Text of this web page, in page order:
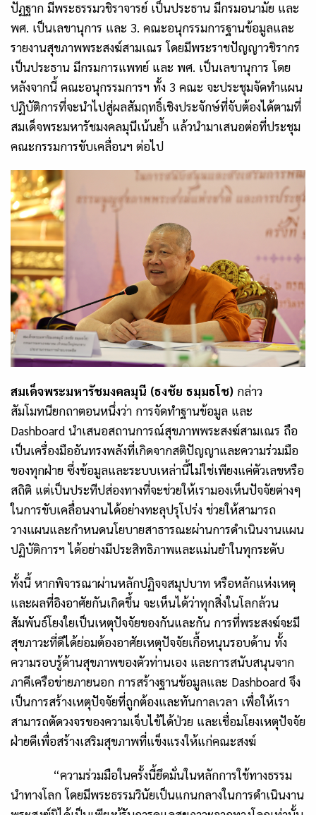
ปัฏฐาก มีพระธรรมวชิราจารย์ เป็นประธาน มีกรมอนามัย และ
พศ. เป็นเลขานุการ และ 3. คณะอนุกรรมการฐานข้อมูลและ
รายงานสุขภาพพระสงฆ์สามเณร โดยมีพระราชปัญญาวชิรากร
เป็นประธาน มีกรมการแพทย์ และ พศ. เป็นเลขานุการ โดย
หลังจากนี้ คณะอนุกรรมการฯ ทั้ง 3 คณะ จะประชุมจัดทำแผน
ปฏิบัติการที่จะนำไปสู่ผลสัมฤทธิ์เชิงประจักษ์ที่จับต้องได้ตามที่
สมเด็จพระมหารัชมงคลมุนีเน้นย้ำ แล้วนำมาเสนอต่อที่ประชุม
คณะกรรมการขับเคลื่อนฯ ต่อไป
สมเด็จพระมหารัชมงคลมุนี (ธงชัย ธมฺมธโช) กล่าว
สัมโมทนียกถาตอนหนึ่งว่า การจัดทำฐานข้อมูล และ
Dashboard นำเสนอสถานการณ์สุขภาพพระสงฆ์สามเณร ถือ
เป็นเครื่องมืออันทรงพลังที่เกิดจากสติปัญญาและความร่วมมือ
ของทุกฝ่าย ซึ่งข้อมูลและระบบเหล่านี้ไม่ใช่เพียงแค่ตัวเลขหรือ
สถิติ แต่เป็นประทีปส่องทางที่จะช่วยให้เรามองเห็นปัจจัยต่างๆ
ในการขับเคลื่อนงานได้อย่างทะลุปรุโปร่ง ช่วยให้สามารถ
วางแผนและกำหนดนโยบายสาธารณะผ่านการดำเนินงานแผน
ปฏิบัติการฯ ได้อย่างมีประสิทธิภาพและแม่นยำในทุกระดับ
ทั้งนี้ หากพิจารณาผ่านหลักปฏิจจสมุปบาท หรือหลักแห่งเหตุ
และผลที่อิงอาศัยกันเกิดขึ้น จะเห็นได้ว่าทุกสิ่งในโลกล้วน
สัมพันธ์โยงใยเป็นเหตุปัจจัยของกันและกัน การที่พระสงฆ์จะมี
สุขภาวะที่ดีได้ย่อมต้องอาศัยเหตุปัจจัยเกื้อหนุนรอบด้าน ทั้ง
ความรอบรู้ด้านสุขภาพของตัวท่านเอง และการสนับสนุนจาก
ภาคีเครือข่ายภายนอก การสร้างฐานข้อมูลและ Dashboard จึง
เป็นการสร้างเหตุปัจจัยที่ถูกต้องและทันกาลเวลา เพื่อให้เรา
สามารถตัดวงจรของความเจ็บไข้ได้ป่วย และเชื่อมโยงเหตุปัจจัย
ฝ่ายดีเพื่อสร้างเสริมสุขภาพที่แข็งแรงให้แก่คณะสงฆ์
“ความร่วมมือในครั้งนี้ยึดมั่นในหลักการใช้ทางธรรม
นำทางโลก โดยมีพระธรรมวินัยเป็นแกนกลางในการดำเนินงาน